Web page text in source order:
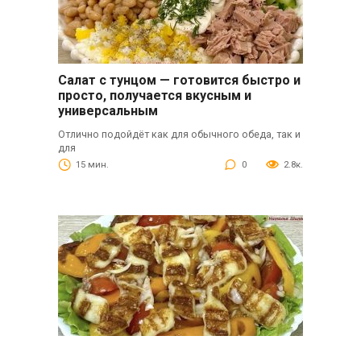
Салат с тунцом — готовится быстро и
просто, получается вкусным и
универсальным
Отлично подойдёт как для обычного обеда, так и
для
15 мин. 0 2.8к.